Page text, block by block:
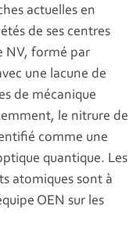
actuelles en
de ses centres
NV, formé par
une lacune de
de mécanique
le nitrure de
comme une
quantique. Les
atomiques sont à
OEN sur les